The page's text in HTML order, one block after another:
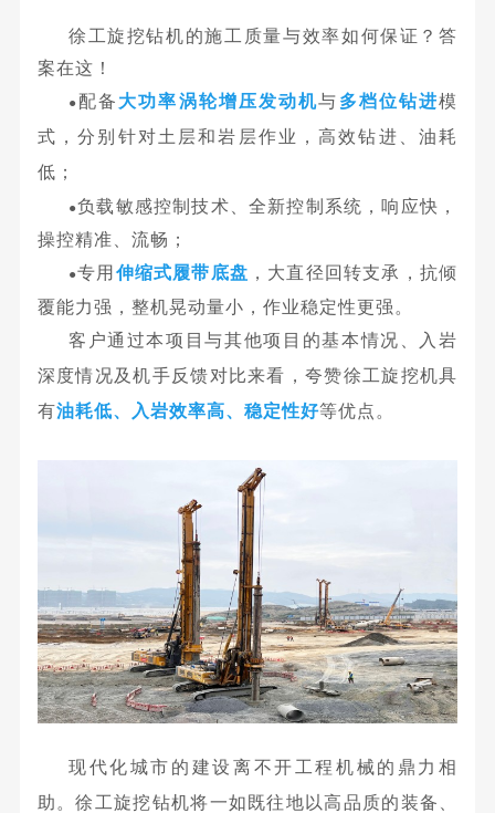
徐工旋挖钻机的施工质量与效率如何保证？答
案在这！
● 配备 大功率涡轮增压发动机与 多档位钻进模
式，分别针对土层和岩层作业，高效钻进、油耗
低；
●负载敏感控制技术、全新控制系统，响应快，
操控精准、流畅；
●专用 伸缩式履带底盘 ，大直径回转支承，抗倾
覆能力强，整机晃动量小，作业稳定性更强。
客户通过本项目与其他项目的基本情况、入岩
深度情况及机手反馈对比来看，夸赞徐工旋挖机具
有油耗低、入岩效率高、稳定性好等优点。
现代化城市的建设离不开工程机械的鼎力相
助。徐工旋挖钻机将一如既往地 以高品质的装备、